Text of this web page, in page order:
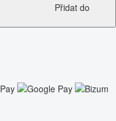
Přidat do